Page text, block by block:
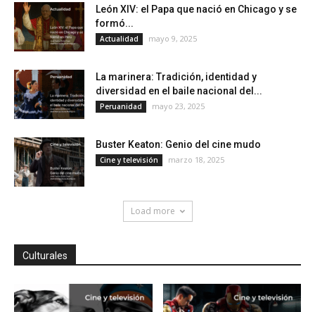
León XIV: el Papa que nació en Chicago y se
formó...
Actualidad mayo 9, 2025
La marinera: Tradición, identidad y
diversidad en el baile nacional del...
Peruanidad mayo 23, 2025
Buster Keaton: Genio del cine mudo
Cine y televisión marzo 18, 2025
Load more
Culturales